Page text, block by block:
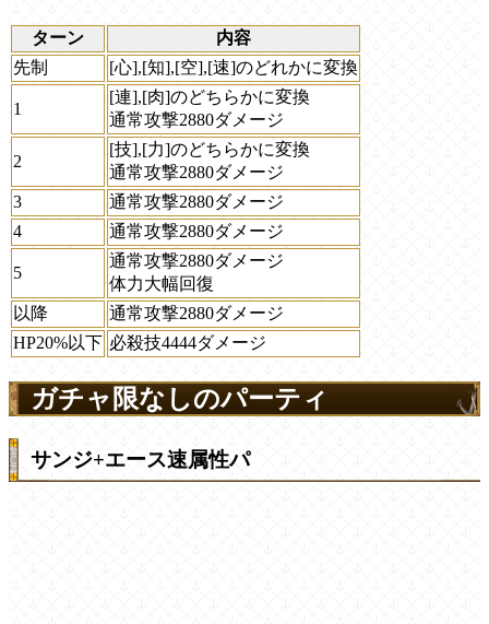
ターン
内容
先制
[心],[知],[空],[速]のどれかに変換
1
[連],[肉]のどちらかに変換
通常攻撃2880ダメージ
2
[技],[力]のどちらかに変換
通常攻撃2880ダメージ
3
通常攻撃2880ダメージ
4
通常攻撃2880ダメージ
5
通常攻撃2880ダメージ
体力大幅回復
以降
通常攻撃2880ダメージ
HP20%以下 必殺技4444ダメージ
ガチャ限なしのパーティ
サンジ+エース速属性パ